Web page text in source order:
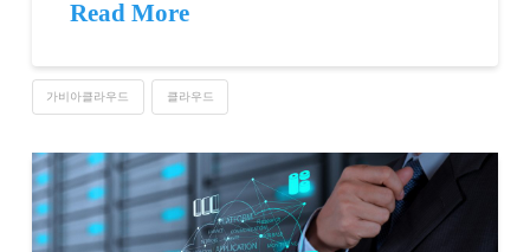
Read More
가비아클라우드 클라우드